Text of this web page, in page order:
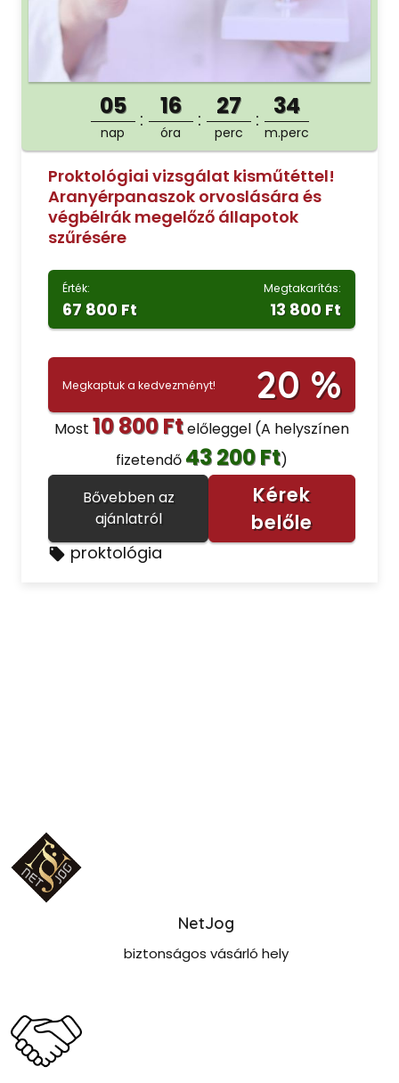
05
nap
16
óra
27
perc
33
m.perc
Proktológiai vizsgálat kisműtéttel!
Aranyérpanaszok orvoslására és
végbélrák megelőző állapotok
szűrésére
Érték:
67 800 Ft
Megtakarítás:
13 800 Ft
Megkaptuk a kedvezményt! 20 %
Most 10 800 Ftelőleggel (A helyszínen
fizetendő 43 200 Ft)
Bővebben az
ajánlatról
Kérek
belőle
proktológia
NetJog
biztonságos vásárló hely